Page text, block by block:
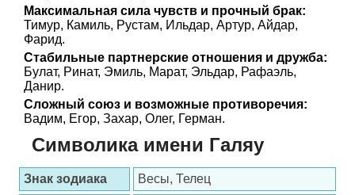
Максимальная сила чувств и прочный брак:
Тимур, Камиль, Рустам, Ильдар, Артур, Айдар,
Фарид.
Стабильные партнерские отношения и дружба:
Булат, Ринат, Эмиль, Марат, Эльдар, Рафаэль,
Данир.
Сложный союз и возможные противоречия:
Вадим, Егор, Захар, Олег, Герман.
Символика имени Галяу
Знак зодиака Весы, Телец